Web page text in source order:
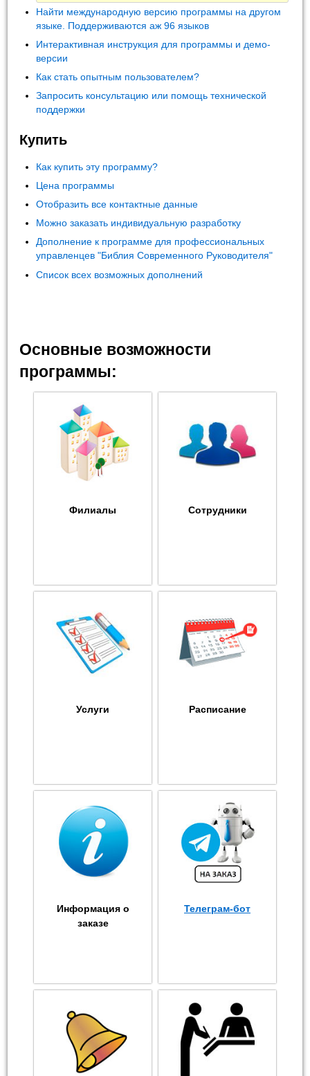
Найти международную версию программы на другом
языке. Поддерживаются аж 96 языков
Интерактивная инструкция для программы и демо-
версии
Как стать опытным пользователем?
Запросить консультацию или помощь технической
поддержки
Купить
Как купить эту программу?
Цена программы
Отобразить все контактные данные
Можно заказать индивидуальную разработку
Дополнение к программе для профессиональных
управленцев "Библия Современного Руководителя"
Список всех возможных дополнений
Основные возможности
программы:
Филиалы Сотрудники
Услуги Расписание
Информация о
заказе
Телеграм-бот